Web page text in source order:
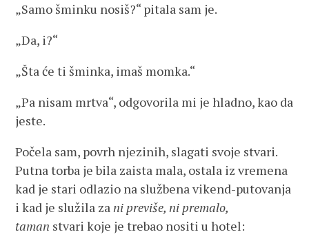
„Samo šminku nosiš?“ pitala sam je.
„Da, i?“
„Šta će ti šminka, imaš momka.“
„Pa nisam mrtva“, odgovorila mi je hladno, kao da
jeste.
Počela sam, povrh njezinih, slagati svoje stvari.
Putna torba je bila zaista mala, ostala iz vremena
kad je stari odlazio na službena vikend-putovanja
i kad je služila za ni previše, ni premalo,
taman stvari koje je trebao nositi u hotel: